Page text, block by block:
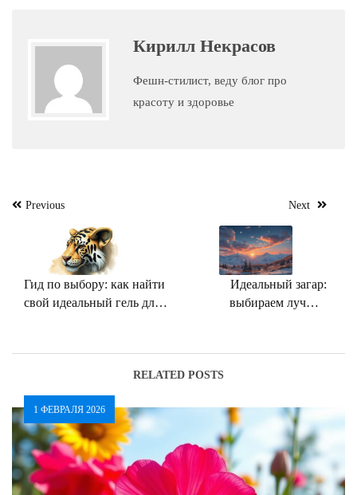
Кирилл Некрасов
Фешн-стилист, веду блог про
красоту и здоровье
Навигация
Previous
Гид по выбору: как найти
свой идеальный гель для
Next
Идеальный загар:
выбираем лучшее
RELATED POSTS
1 ФЕВРАЛЯ 2026